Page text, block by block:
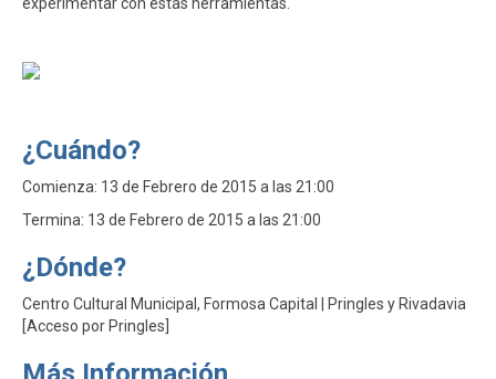
¿Cuándo?
Comienza: 13 de Febrero de 2015 a las 21:00
Termina: 13 de Febrero de 2015 a las 21:00
¿Dónde?
Centro Cultural Municipal, Formosa Capital | Pringles y Rivadavia
[Acceso por Pringles]